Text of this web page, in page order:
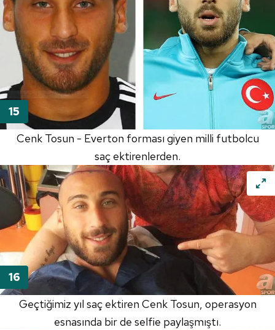
Cenk Tosun - Everton forması giyen milli futbolcu
saç ektirenlerden.
Geçtiğimiz yıl saç ektiren Cenk Tosun, operasyon
esnasında bir de selfie paylaşmıştı.